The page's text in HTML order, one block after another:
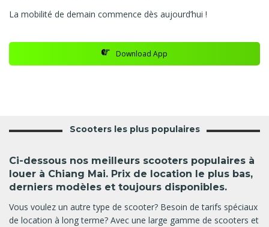
La mobilité de demain commence dès aujourd’hui !
Download App
Scooters les plus populaires
Ci-dessous nos meilleurs scooters populaires à
louer à Chiang Mai. Prix de location le plus bas,
derniers modèles et toujours disponibles.
Vous voulez un autre type de scooter? Besoin de tarifs spéciaux
de location à long terme? Avec une large gamme de scooters et